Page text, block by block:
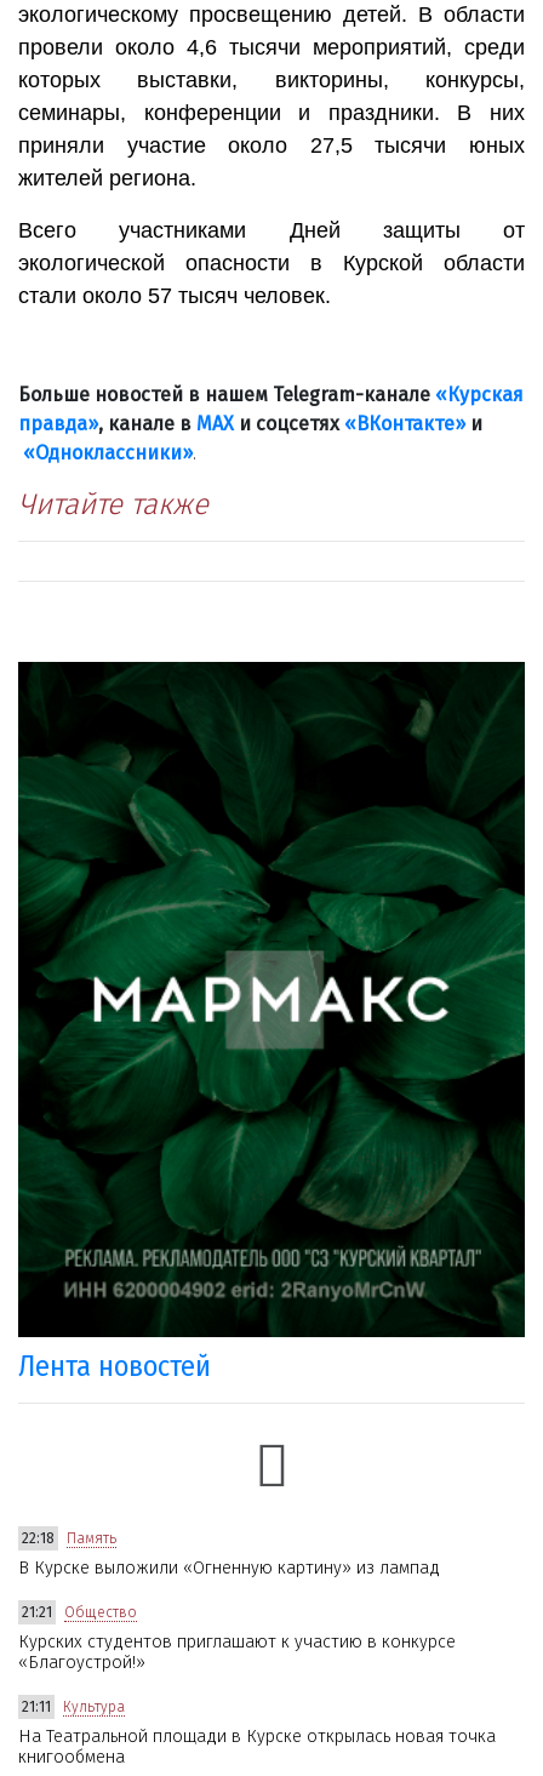
экологическому просвещению детей. В области
провели около 4,6 тысячи мероприятий, среди
которых выставки, викторины, конкурсы,
семинары, конференции и праздники. В них
приняли участие около 27,5 тысячи юных
жителей региона.
Всего участниками Дней защиты от
экологической опасности в Курской области
стали около 57 тысяч человек.
Больше новостей в нашем Telegram-канале «Курская
правда», канале в МАХ и соцсетях «ВКонтакте»и
«Одноклассники».
Читайте также
Лента новостей
22:18 Память
В Курске выложили «Огненную картину» из лампад
21:21 Общество
Курских студентов приглашают к участию в конкурсе
«Благоустрой!»
21:11 Культура
На Театральной площади в Курске открылась новая точка
книгообмена